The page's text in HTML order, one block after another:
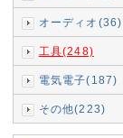
オーディオ(36)
工具(248)
電気電子(187)
その他(223)